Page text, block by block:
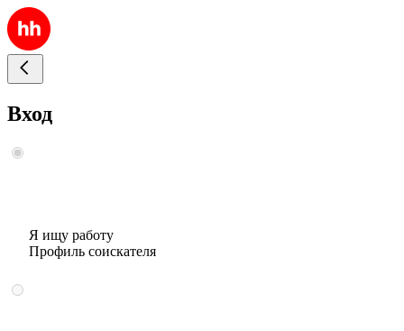
Вход
Я ищу работу
Профиль соискателя